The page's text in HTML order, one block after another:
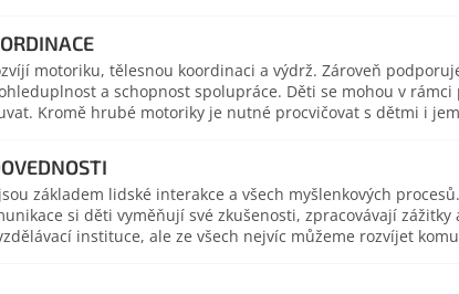
motoriku, tělesnou koordinaci a výdrž. Zároveň
a schopnost spolupráce. Děti se mohou v
Kromě hrubé motoriky je nutné procvičovat s dětmi i
základem lidské interakce a všech myšlenkových
si děti vyměňují své zkušenosti, zpracovávají
instituce, ale ze všech nejvíc můžeme rozvíjet